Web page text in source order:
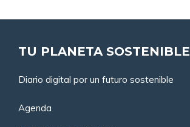
TU PLANETA SOSTENIBLE
Diario digital por un futuro sostenible
Agenda